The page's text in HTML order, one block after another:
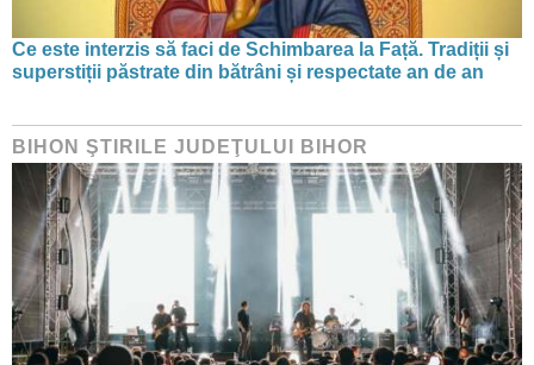
Ce este interzis să faci de Schimbarea la Față. Tradiții și
superstiții păstrate din bătrâni și respectate an de an
BIHON ŞTIRILE JUDEŢULUI BIHOR